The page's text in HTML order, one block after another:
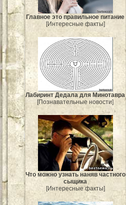
Главное это правильное питание
[Интересные факты]
Лабиринт Дедала для Минотавра
[Познавательные новости]
Что можно узнать наняв частного
сыщика
[Интересные факты]